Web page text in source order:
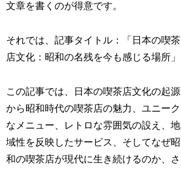
文章を書くのが得意です。
それでは、記事タイトル：「日本の喫茶
店文化：昭和の名残を今も感じる場所」
この記事では、日本の喫茶店文化の起源
から昭和時代の喫茶店の魅力、ユニーク
なメニュー、レトロな雰囲気の設え、地
域性を反映したサービス、そしてなぜ昭
和の喫茶店が現代に生き続けるのか、さ